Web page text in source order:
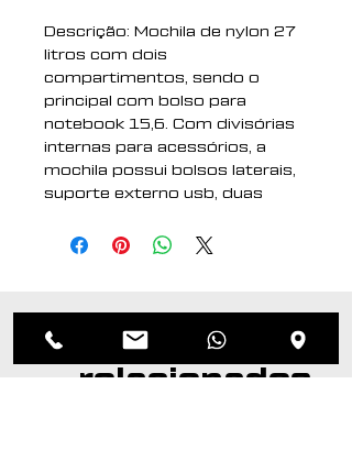
Descrição: Mochila de nylon 27
litros com dois
compartimentos, sendo o
principal com bolso para
notebook 15,6. Com divisórias
internas para acessórios, a
mochila possui bolsos laterais,
suporte externo usb, duas
engate em malas de viagem.
Profundidade : 18 cm
Medidas aproximadas para
gravação (CxL): 24 cm x 16 cm
Produtos
relacionados